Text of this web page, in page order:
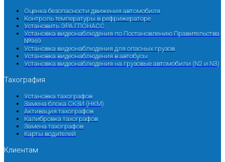
Оценка безопасности движения автомобиля
Контроль температуры в рефрижераторе
Установить ЭРА ГЛОНАСС
Установка видеонаблюдения по Постановлению Правительства
№969
Установка видеонаблюдения для опасных грузов
Установка видеонаблюдения в автобусы
Установка видеонаблюдения на грузовые автомобили (N2 и N3)
Тахография
Установка тахографов
Замена блока СКЗИ (НКМ)
Активация тахографов
Калибровка тахографов
Замена тахографов
Карты водителей
Клиентам